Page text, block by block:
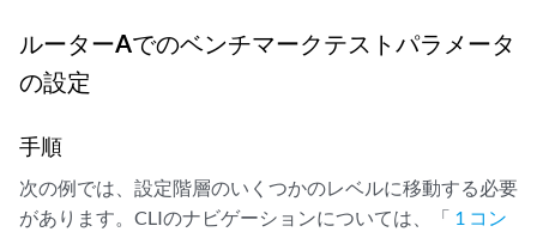
ルーターAでのベンチマークテストパラメータ
の設定
手順
次の例では、設定階層のいくつかのレベルに移動する必要
があります。CLIのナビゲーションについては、「 1 コン